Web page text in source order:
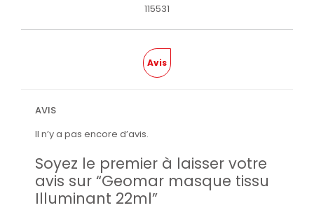
115531
Avis
AVIS
Il n’y a pas encore d’avis.
Soyez le premier à laisser votre
avis sur “Geomar masque tissu
Illuminant 22ml”